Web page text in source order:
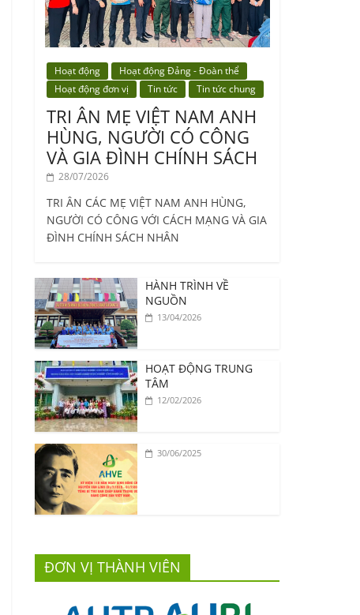
Hoạt động
Hoạt động Đảng - Đoàn thể
Hoạt động đơn vị
Tin tức Tin tức chung
TRI ÂN MẸ VIỆT NAM ANH
HÙNG, NGƯỜI CÓ CÔNG
VÀ GIA ĐÌNH CHÍNH SÁCH
28/07/2026
TRI ÂN CÁC MẸ VIỆT NAM ANH HÙNG,
NGƯỜI CÓ CÔNG VỚI CÁCH MẠNG VÀ GIA
ĐÌNH CHÍNH SÁCH NHÂN
HÀNH TRÌNH VỀ
NGUỒN
13/04/2026
HOẠT ĐỘNG TRUNG
TÂM
12/02/2026
30/06/2025
ĐƠN VỊ THÀNH VIÊN